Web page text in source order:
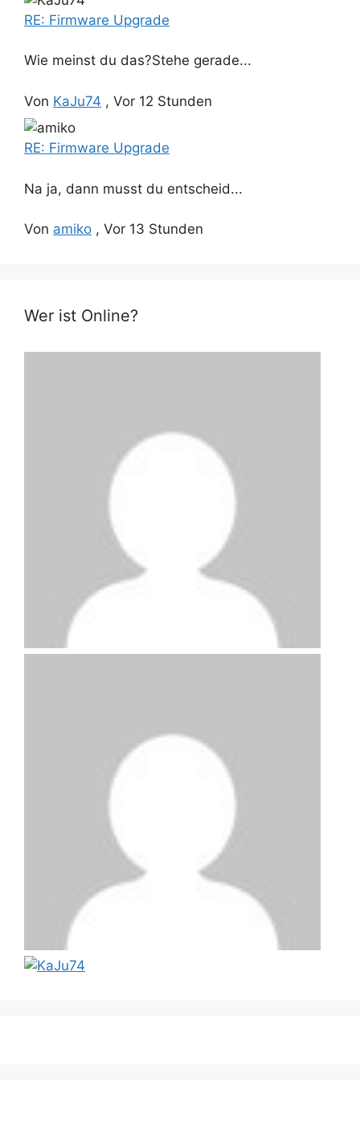
RE: Firmware Upgrade
Wie meinst du das?Stehe gerade...
Von KaJu74 , Vor 12 Stunden
RE: Firmware Upgrade
Na ja, dann musst du entscheid...
Von amiko , Vor 13 Stunden
Wer ist Online?